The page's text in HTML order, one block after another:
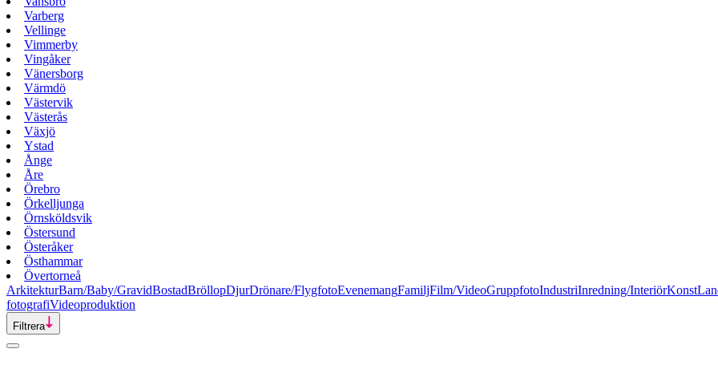
Varberg
Vellinge
Vimmerby
Vingåker
Vänersborg
Värmdö
Västervik
Västerås
Växjö
Ystad
Ånge
Åre
Örebro
Örkelljunga
Örnsköldsvik
Östersund
Österåker
Östhammar
Övertorneå
ArkitekturBarn/Baby/GravidBostadBröllopDjurDrönare/FlygfotoEvenemangFamiljFilm/VideoGruppfotoIndustriInredning/InteriörKonst
fotografiVideoproduktion
Filtrera